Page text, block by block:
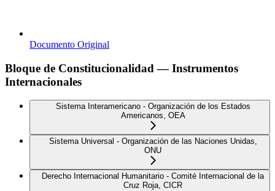
Documento Original
Bloque de Constitucionalidad — Instrumentos
Internacionales
Sistema Interamericano - Organización de los Estados
Americanos, OEA
Sistema Universal - Organización de las Naciones Unidas,
ONU
Derecho Internacional Humanitario - Comité Internacional de la
Cruz Roja, CICR